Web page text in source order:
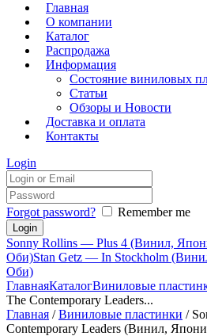
Главная
О компании
Каталог
Распродажа
Информация
Состояние виниловых
Статьи
Обзоры и Новости
Доставка и оплата
Контакты
Login
Forgot password? Remember me
Sonny Rollins — Plus 4 (Винил,
Оби)Stan Getz — In Stockholm
Оби)
ГлавнаяКаталогВиниловые
The Contemporary Leaders...
Главная /Виниловые пластинки /
Contemporary Leaders (Винил,